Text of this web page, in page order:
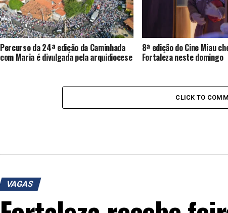
Percurso da 24ª edição da Caminhada
com Maria é divulgada pela arquidiocese
8ª edição do Cine Miau
Fortaleza neste domingo
CLICK TO
VAGAS